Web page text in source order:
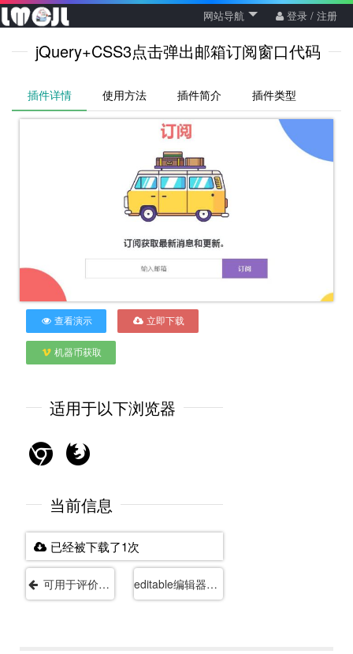
网站导航 登录 / 注册
jQuery+CSS3点击弹出邮箱订阅窗口代码
插件详情 使用方法 插件简介 插件类型
查看演示 立即下载
机器币获取
适用于以下浏览器
当前信息
已经被下载了1次
可用于评价反馈的Facebook表情符号jQuery插件 editable编辑器，一款好用的编辑器